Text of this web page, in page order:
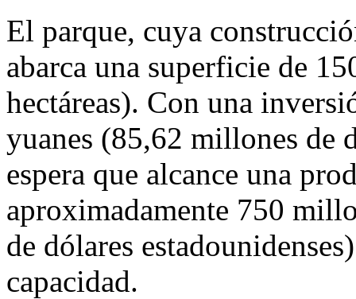
El parque, cuya
abarca una superficie de
hectáreas). Con una
yuanes (85,62 millones de
espera que alcance una
aproximadamente 750
de dólares
capacidad.